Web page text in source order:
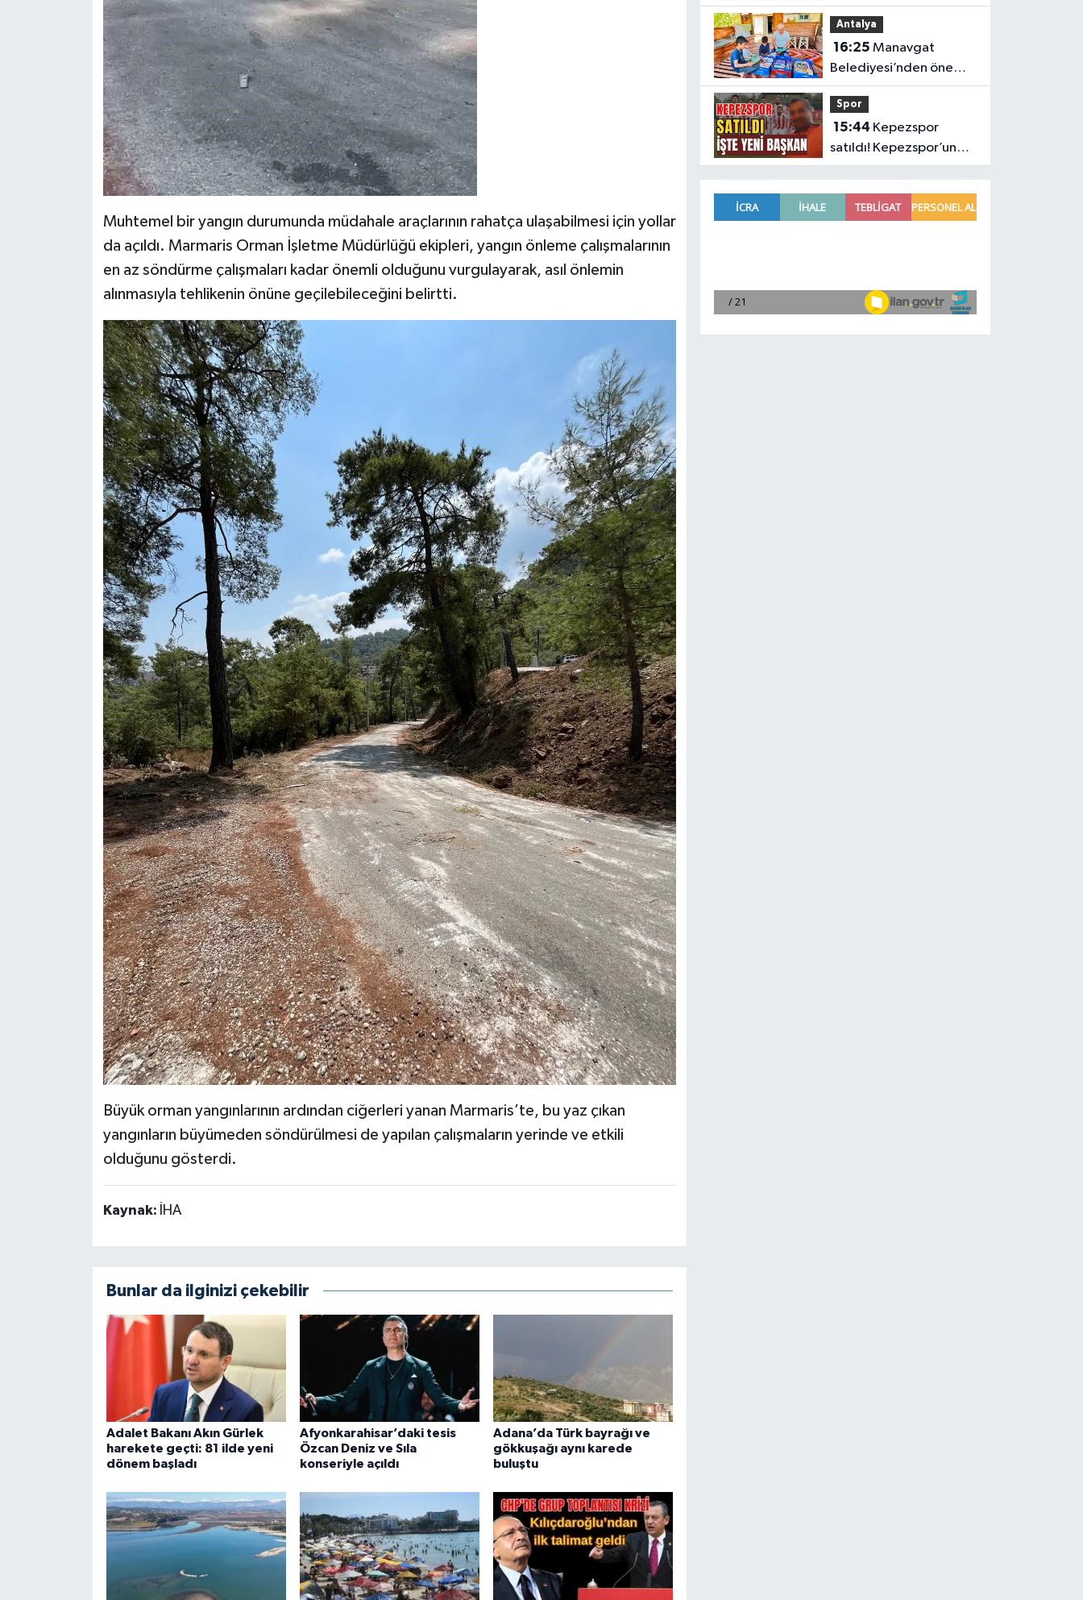
Muhtemel bir yangın durumunda müdahale araçlarının rahatça ulaşabilmesi için yollar
da açıldı. Marmaris Orman İşletme Müdürlüğü ekipleri, yangın önleme çalışmalarının
en az söndürme çalışmaları kadar önemli olduğunu vurgulayarak, asıl önlemin
alınmasıyla tehlikenin önüne geçilebileceğini belirtti.
Büyük orman yangınlarının ardından ciğerleri yanan Marmaris’te, bu yaz çıkan
yangınların büyümeden söndürülmesi de yapılan çalışmaların yerinde ve etkili
olduğunu gösterdi.
Kaynak: İHA
Bunlar da ilginizi çekebilir
Adalet Bakanı Akın Gürlek
harekete geçti: 81 ilde yeni
dönem başladı
Afyonkarahisar’daki tesis
Özcan Deniz ve Sıla
konseriyle açıldı
Adana’da Türk bayrağı ve
gökkuşağı aynı karede
buluştu
Antalya teleferiğinin
son durumu belli oldu
Antalya
16:25
Belediyesi’nden önemli
eğitim
Spor
15:44
satıldı! Kepezspor’un
yeni başkanı kim? İşte